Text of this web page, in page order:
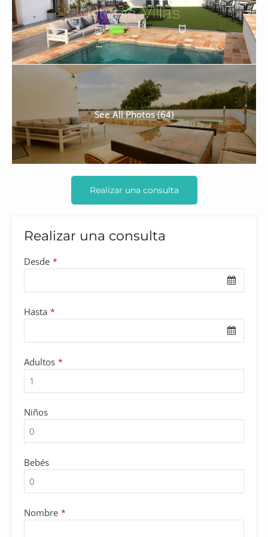
See All Photos (64)
Realizar una consulta
Realizar una consulta
Contact
Email *
Desde *
Hasta *
Adultos *
Niños
Bebés
Nombre *